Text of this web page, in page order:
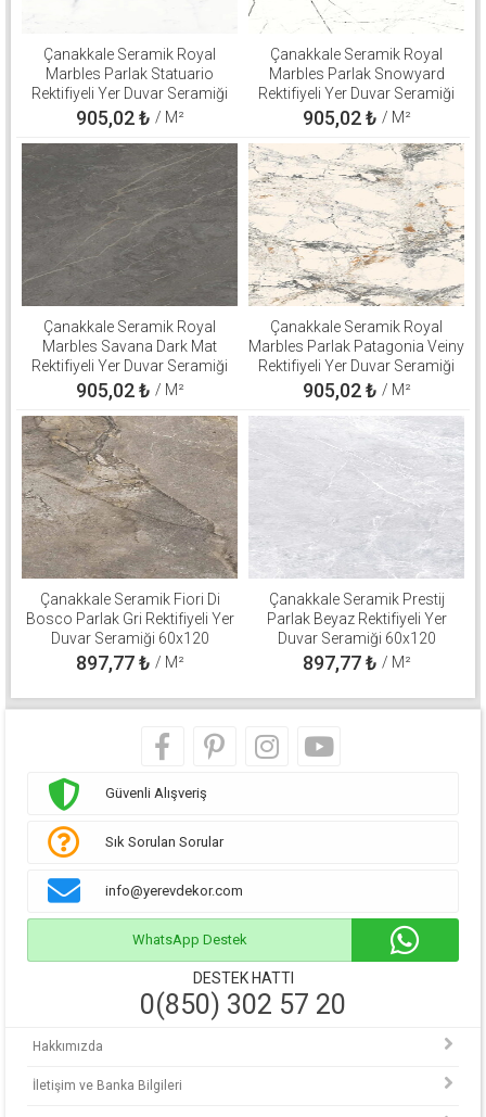
Çanakkale Seramik Royal
Marbles Parlak Statuario
Rektifiyeli Yer Duvar Seramiği
60x120 310100800540
905,02₺ / M²
Çanakkale Seramik Royal
Marbles Parlak Snowyard
Rektifiyeli Yer Duvar Seramiği
60x120 310100800508
905,02₺ / M²
Çanakkale Seramik Royal
Marbles Savana Dark Mat
Rektifiyeli Yer Duvar Seramiği
60x120 310100503137
905,02₺ / M²
Çanakkale Seramik Royal
Marbles Parlak Patagonia Veiny
Rektifiyeli Yer Duvar Seramiği
60x120 310100800560
905,02₺ / M²
Çanakkale Seramik Fiori Di
Bosco Parlak Gri Rektifiyeli Yer
Duvar Seramiği 60x120
310100800571
897,77₺ / M²
Çanakkale Seramik Prestij
Parlak Beyaz Rektifiyeli Yer
Duvar Seramiği 60x120
310100800511
897,77₺ / M²
Güvenli Alışveriş
Sık Sorulan Sorular
info@yerevdekor.com
WhatsApp Destek
DESTEK HATTI
0(850) 302 57 20
Hakkımızda
İletişim ve Banka Bilgileri